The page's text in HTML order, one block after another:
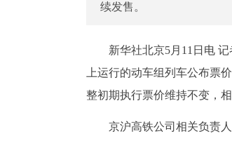
续发售。
新华社北京5月11日电
上运行的动车组列车公布票
整初期执行票价维持不变，
京沪高铁公司相关负责